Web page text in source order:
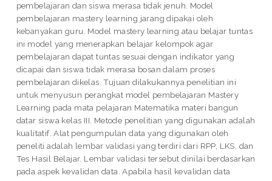
pembelajaran dan siswa merasa tidak jenuh. Model
pembelajaran mastery learning jarang dipakai oleh
kebanyakan guru. Model mastery learning atau belajar tuntas
ini model yang menerapkan belajar kelompok agar
pembelajaran dapat tuntas sesuai dengan indikator yang
dicapai dan siswa tidak merasa bosan dalam proses
pembelajaran dikelas. Tujuan dilakukannya penelitian ini
untuk menyusun perangkat model pembelajaran Mastery
Learning pada mata pelajaran Matematika materi bangun
datar siswa kelas III. Metode penelitian yang digunakan adalah
kualitatif. Alat pengumpulan data yang digunakan oleh
peneliti adalah lembar validasi yang terdiri dari RPP, LKS, dan
Tes Hasil Belajar. Lembar validasi tersebut dinilai berdasarkan
pada aspek kevalidan data. Apabila hasil kevalidan data